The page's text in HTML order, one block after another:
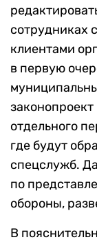
сотрудниках
клиентами
в первую
отдельного
где будут
спецслужб.
по
обороны,
В